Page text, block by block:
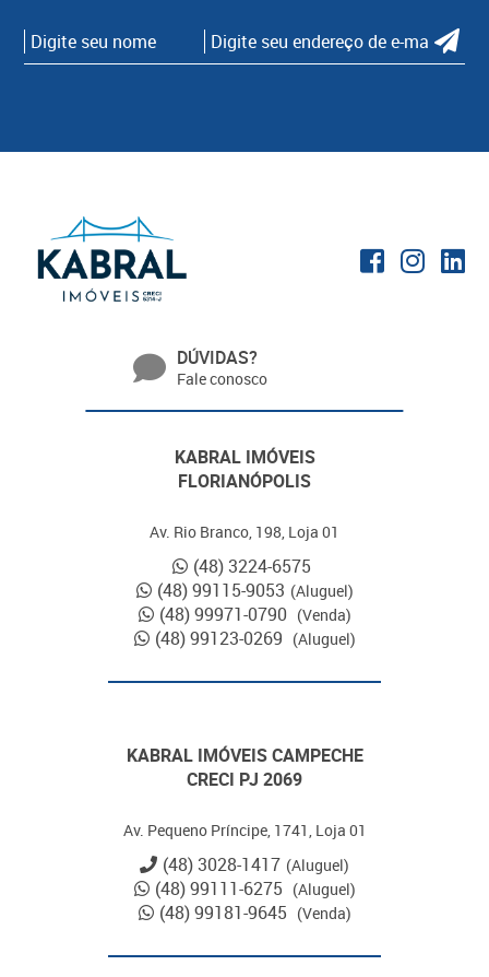
DÚVIDAS?
Fale conosco
KABRAL IMÓVEIS
FLORIANÓPOLIS
Av. Rio Branco, 198, Loja 01
(48) 3224-6575
(48) 99115-9053 (Aluguel)
(48) 99971-0790 (Venda)
(48) 99123-0269 (Aluguel)
KABRAL IMÓVEIS CAMPECHE
CRECI PJ 2069
Av. Pequeno Príncipe, 1741, Loja 01
(48) 3028-1417 (Aluguel)
(48) 99111-6275 (Aluguel)
(48) 99181-9645 (Venda)